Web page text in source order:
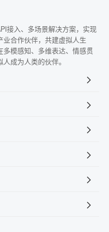
接入、多场景解决方案，实现
合作伙伴，共建虚拟人生
模感知、多维表达、情感贯
成为人类的伙伴。